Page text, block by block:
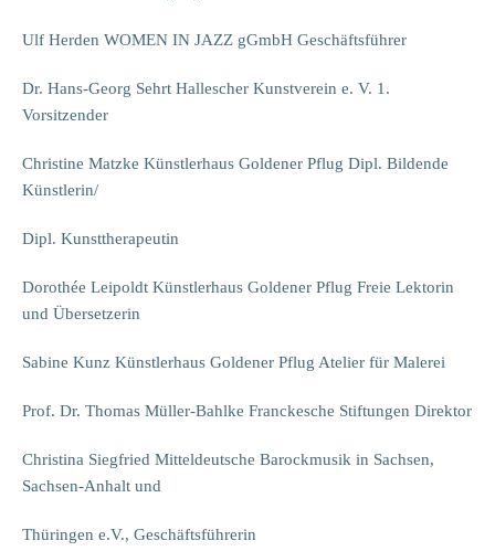
Ulf Herden WOMEN IN JAZZ gGmbH Geschäftsführer
Dr. Hans-Georg Sehrt Hallescher Kunstverein e. V. 1.
Vorsitzender
Christine Matzke Künstlerhaus Goldener Pflug Dipl. Bildende
Künstlerin/
Dipl. Kunsttherapeutin
Dorothée Leipoldt Künstlerhaus Goldener Pflug Freie Lektorin
und Übersetzerin
Sabine Kunz Künstlerhaus Goldener Pflug Atelier für Malerei
Prof. Dr. Thomas Müller-Bahlke Franckesche Stiftungen Direktor
Christina Siegfried Mitteldeutsche Barockmusik in Sachsen,
Sachsen-Anhalt und
Thüringen e.V., Geschäftsführerin